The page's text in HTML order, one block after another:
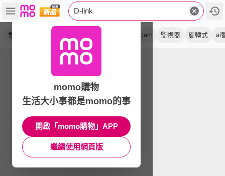
D-link
雙頻 ip cam 監視器 旋轉式 ai
momo購物
生活大小事都是momo的事
開啟「momo購物」APP
繼續使用網頁版